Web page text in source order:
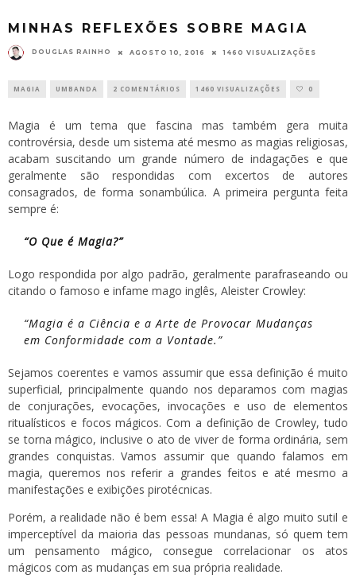
MINHAS REFLEXÕES SOBRE MAGIA
DOUGLAS RAINHO AGOSTO 10, 2016 1460 VISUALIZAÇÕES
MAGIA UMBANDA 2 COMENTÁRIOS 1460 VISUALIZAÇÕES 0
Magia é um tema que fascina mas também gera muita
controvérsia, desde um sistema até mesmo as magias religiosas,
acabam suscitando um grande número de indagações e que
geralmente são respondidas com excertos de autores
consagrados, de forma sonambúlica. A primeira pergunta feita
sempre é:
“O Que é Magia?”
Logo respondida por algo padrão, geralmente parafraseando ou
citando o famoso e infame mago inglês, Aleister Crowley:
“Magia é a Ciência e a Arte de Provocar Mudanças
em Conformidade com a Vontade.”
Sejamos coerentes e vamos assumir que essa definição é muito
superficial, principalmente quando nos deparamos com magias
de conjurações, evocações, invocações e uso de elementos
ritualísticos e focos mágicos. Com a definição de Crowley, tudo
se torna mágico, inclusive o ato de viver de forma ordinária, sem
grandes conquistas. Vamos assumir que quando falamos em
magia, queremos nos referir a grandes feitos e até mesmo a
manifestações e exibições pirotécnicas.
Porém, a realidade não é bem essa! A Magia é algo muito sutil e
imperceptível da maioria das pessoas mundanas, só quem tem
um pensamento mágico, consegue correlacionar os atos
mágicos com as mudanças em sua própria realidade.